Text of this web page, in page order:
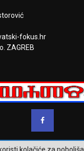
fokus.hr
ZAGREB